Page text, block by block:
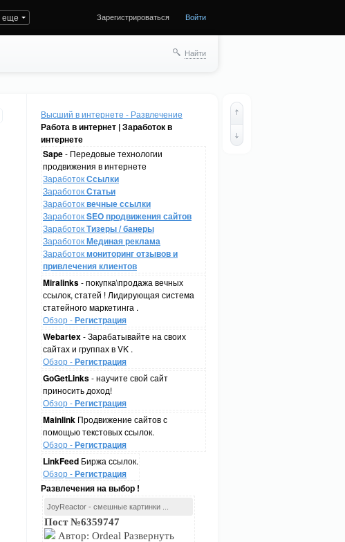
еще Зарегистрироваться Войти
Найти
Высший в интернете - Развлечение
Работа в интернет | Заработок в
интернете
Sape- Передовые технологии
продвижения в интернете
ЗаработокСсылки
ЗаработокСтатьи
Заработоквечные ссылки
ЗаработокSEO продвижения сайтов
ЗаработокТизеры / банеры
ЗаработокМединая реклама
Заработокмониторинг отзывов и
привлечения клиентов
Miralinks- покупка\продажа вечных
ссылок, статей ! Лидирующая система
статейного маркетинга .
Обзор -Регистрация
Webartex- Зарабатывайте на своих
сайтах и группах в VK .
Обзор -Регистрация
GoGetLinks- научите свой сайт
приносить доход!
Обзор -Регистрация
Mainlink Продвижение сайтов с
помощью текстовых ссылок.
Обзор -Регистрация
LinkFeed Биржа ссылок.
Обзор -Регистрация
Развлечения на выбор !
JoyReactor - смешные картинки ...
Пост №6359747
Автор: Ordeal Развернуть